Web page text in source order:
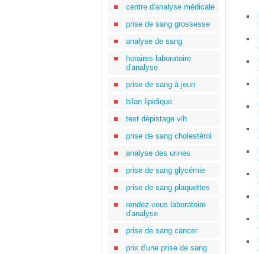
centre d'analyse médicale
prise de sang grossesse
analyse de sang
horaires laboratoire
d'analyse
prise de sang à jeun
bilan lipidique
test dépistage vih
prise de sang cholestérol
analyse des urines
prise de sang glycémie
prise de sang plaquettes
rendez-vous laboratoire
d'analyse
prise de sang cancer
prix d'une prise de sang